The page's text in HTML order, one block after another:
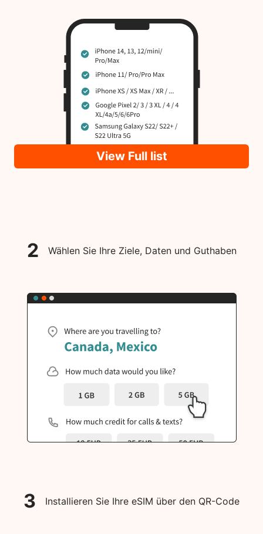
View Full list
2 Wählen Sie Ihre Ziele, Daten und Guthaben
3 Installieren Sie Ihre eSIM über den QR-Code